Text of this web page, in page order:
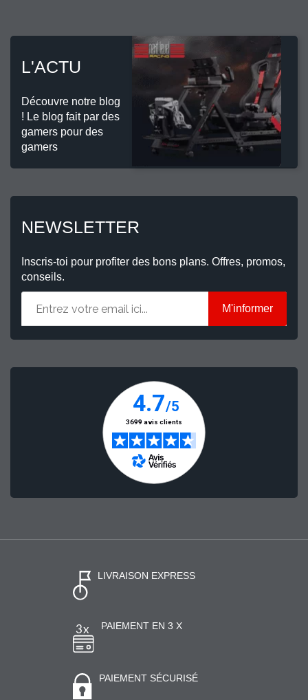
L'ACTU
Découvre notre blog
! Le blog fait par des
gamers pour des
gamers
NEWSLETTER
Inscris-toi pour profiter des bons plans. Offres, promos,
conseils.
M'informer
LIVRAISON EXPRESS
PAIEMENT EN 3 X
PAIEMENT SÉCURISÉ